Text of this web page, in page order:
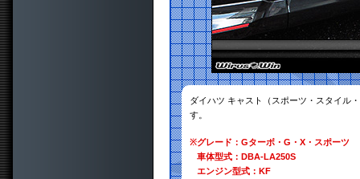
ダイハツ キャスト（スポーツ・スタイル
す。
※グレード：Gターボ・G・X・スポーツ
車体型式：DBA-LA250S
エンジン型式：KF